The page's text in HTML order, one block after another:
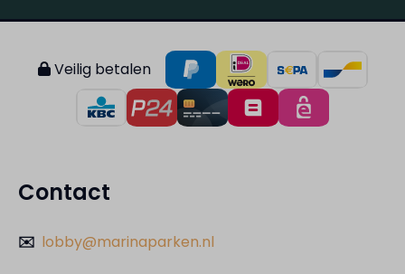
Veilig betalen
Contact
✉️ lobby@marinaparken.nl